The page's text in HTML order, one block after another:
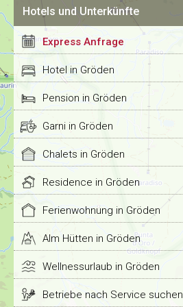
Hotels und Unterkünfte
Express Anfrage
Hotel in Gröden
Pension in Gröden
Garni in Gröden
Chalets in Gröden
Residence in Gröden
Ferienwohnung in Gröden
Alm Hütten in Gröden
Wellnessurlaub in Gröden
Betriebe nach Service suchen